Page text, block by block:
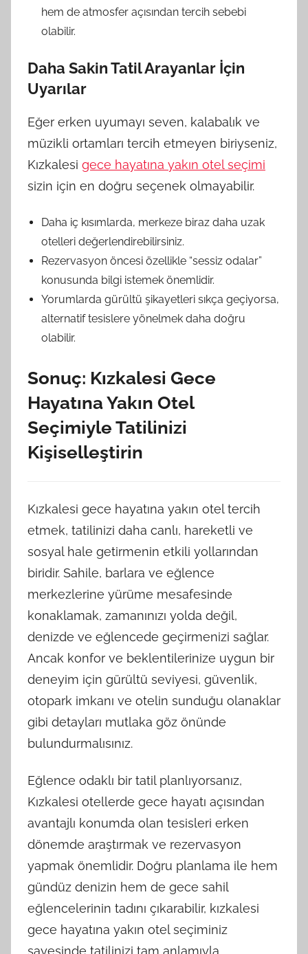
hem de atmosfer açısından tercih sebebi
olabilir.
Daha Sakin Tatil Arayanlar İçin
Uyarılar
Eğer erken uyumayı seven, kalabalık ve
müzikli ortamları tercih etmeyen biriyseniz,
Kızkalesi gece hayatına yakın otel seçimi
sizin için en doğru seçenek olmayabilir.
Daha iç kısımlarda, merkeze biraz daha uzak
otelleri değerlendirebilirsiniz.
Rezervasyon öncesi özellikle “sessiz odalar”
konusunda bilgi istemek önemlidir.
Yorumlarda gürültü şikayetleri sıkça geçiyorsa,
alternatif tesislere yönelmek daha doğru
olabilir.
Sonuç: Kızkalesi Gece
Hayatına Yakın Otel
Seçimiyle Tatilinizi
Kişiselleştirin
Kızkalesi gece hayatına yakın otel tercih
etmek, tatilinizi daha canlı, hareketli ve
sosyal hale getirmenin etkili yollarından
biridir. Sahile, barlara ve eğlence
merkezlerine yürüme mesafesinde
konaklamak, zamanınızı yolda değil,
denizde ve eğlencede geçirmenizi sağlar.
Ancak konfor ve beklentilerinize uygun bir
deneyim için gürültü seviyesi, güvenlik,
otopark imkanı ve otelin sunduğu olanaklar
gibi detayları mutlaka göz önünde
bulundurmalısınız.
Eğlence odaklı bir tatil planlıyorsanız,
Kızkalesi otellerde gece hayatı açısından
avantajlı konumda olan tesisleri erken
dönemde araştırmak ve rezervasyon
yapmak önemlidir. Doğru planlama ile hem
gündüz denizin hem de gece sahil
eğlencelerinin tadını çıkarabilir, kızkalesi
gece hayatına yakın otel seçiminiz
sayesinde tatilinizi tam anlamıyla